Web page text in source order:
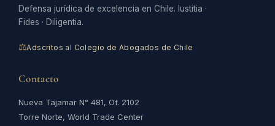
Defensa jurídica de excelencia en Chile. Iustitia ·
Fides · Diligentia.
⚖Adscritos al Colegio de Abogados de Chile
Contacto
Nueva Tajamar N° 481, Of. 2102
Torre Norte, World Trade Center